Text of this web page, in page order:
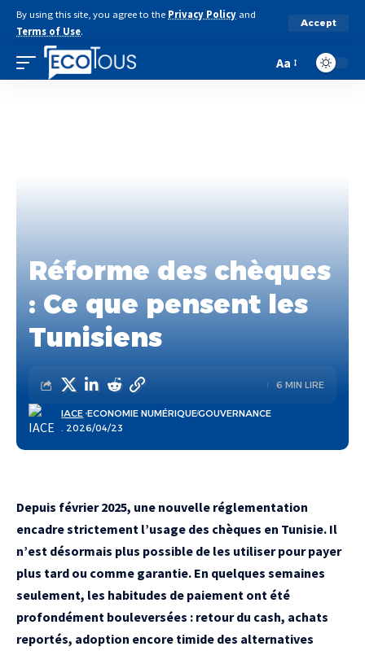
By using this site, you agree to the Privacy Policy and
Terms of Use.
Accept
Aa
Réforme des chèques
: Ce que pensent les
Tunisiens
. 2026/04/23
IACE ECONOMIE NUMÉRIQUEGOUVERNANCE
6 MIN LIRE
Depuis février 2025, une nouvelle réglementation
encadre strictement l’usage des chèques en Tunisie. Il
n’est désormais plus possible de les utiliser pour payer
plus tard ou comme garantie. En quelques semaines
seulement, les habitudes de paiement ont été
profondément bouleversées : retour du cash, achats
reportés, adoption encore timide des alternatives